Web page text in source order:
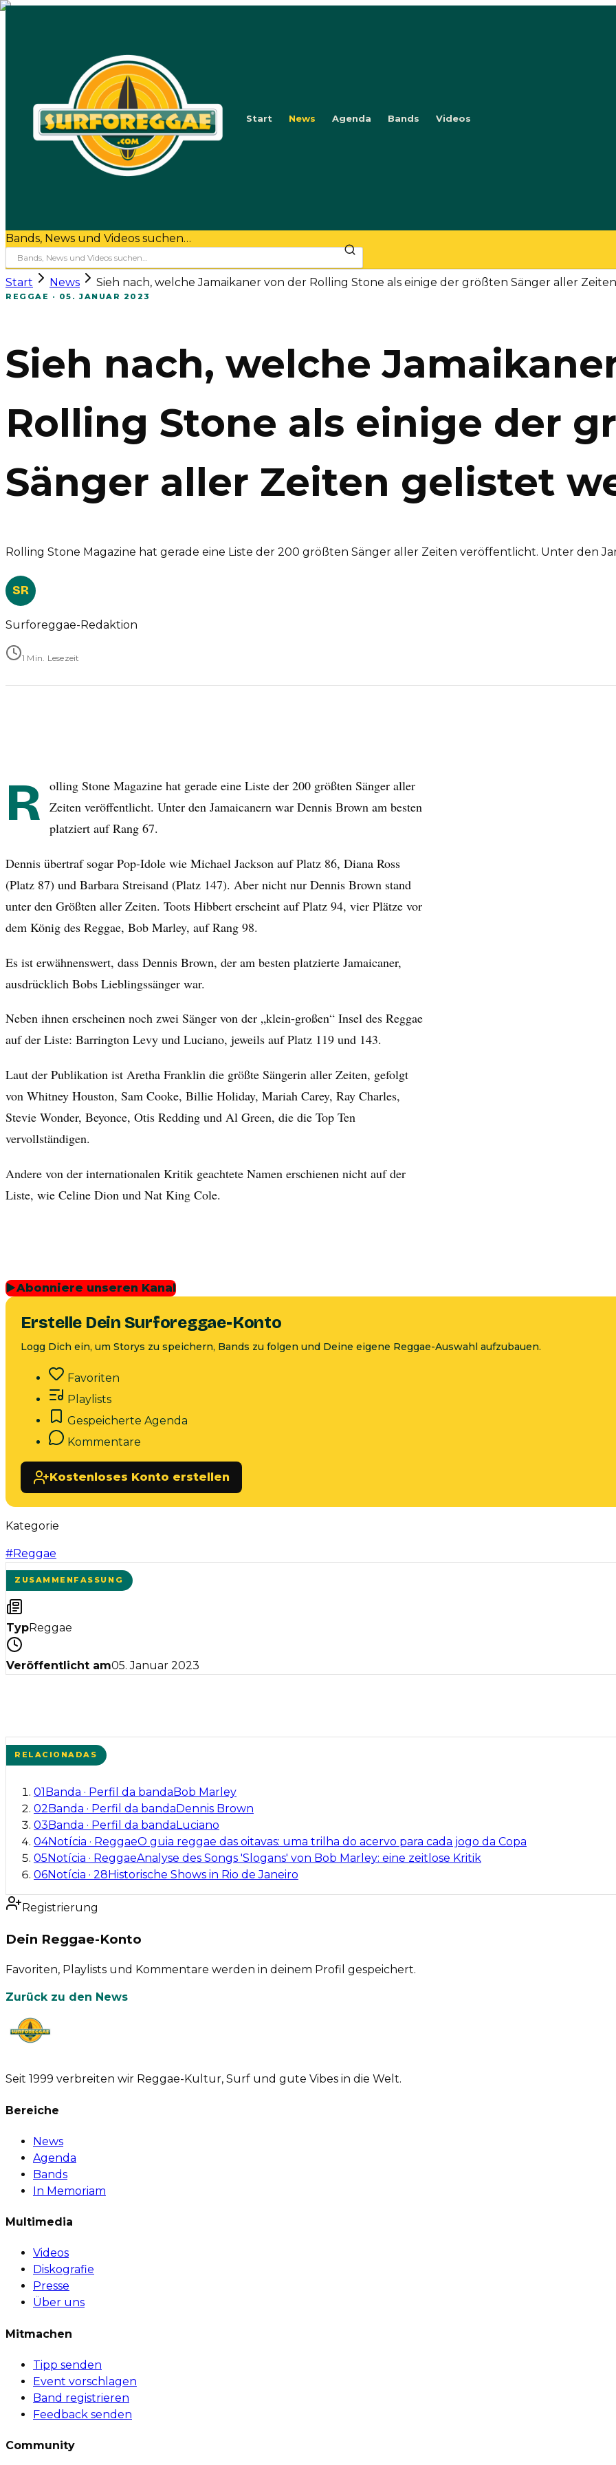
Start News Agenda Bands Videos
Bands, News und Videos suchen…
Start News Sieh nach, welche Jamaikaner von der Rolling Stone als einige der größten Sänger aller
REGGAE · 05. JANUAR 2023
Sieh nach, welche
Rolling Stone als einige der
Sänger aller Zeiten gelistet
Rolling Stone Magazine hat gerade eine Liste der 200 größten Sänger aller Zeiten veröffentlicht. Unter den
SR
Surforeggae-Redaktion
1 Min. Lesezeit
R olling Stone Magazine hat gerade eine Liste der 200 größten Sänger aller
Zeiten veröffentlicht. Unter den Jamaicanern war Dennis Brown am besten
platziert auf Rang 67.
Dennis übertraf sogar Pop-Idole wie Michael Jackson auf Platz 86, Diana Ross
(Platz 87) und Barbara Streisand (Platz 147). Aber nicht nur Dennis Brown stand
unter den Größten aller Zeiten. Toots Hibbert erscheint auf Platz 94, vier Plätze vor
dem König des Reggae, Bob Marley, auf Rang 98.
Es ist erwähnenswert, dass Dennis Brown, der am besten platzierte Jamaicaner,
ausdrücklich Bobs Lieblingssänger war.
Neben ihnen erscheinen noch zwei Sänger von der „klein-großen“ Insel des Reggae
auf der Liste: Barrington Levy und Luciano, jeweils auf Platz 119 und 143.
Laut der Publikation ist Aretha Franklin die größte Sängerin aller Zeiten, gefolgt
von Whitney Houston, Sam Cooke, Billie Holiday, Mariah Carey, Ray Charles,
Stevie Wonder, Beyonce, Otis Redding und Al Green, die die Top Ten
vervollständigen.
Andere von der internationalen Kritik geachtete Namen erschienen nicht auf der
Liste, wie Celine Dion und Nat King Cole.
▶Abonniere unseren Kanal
Erstelle Dein Surforeggae-Konto
Logg Dich ein, um Storys zu speichern, Bands zu folgen und Deine eigene Reggae-Auswahl aufzubauen.
Favoriten
Playlists
Gespeicherte Agenda
Kommentare
Kostenloses Konto erstellen
Kategorie
#Reggae
ZUSAMMENFASSUNG
TypReggae
Veröffentlicht am05. Januar 2023
RELACIONADAS
01Banda · Perfil da bandaBob Marley
02Banda · Perfil da bandaDennis Brown
03Banda · Perfil da bandaLuciano
04Notícia · ReggaeO guia reggae das oitavas: uma trilha do acervo para cada jogo da Copa
05Notícia · ReggaeAnalyse des Songs 'Slogans' von Bob Marley: eine zeitlose Kritik
06Notícia · 28Historische Shows in Rio de Janeiro
Registrierung
Dein Reggae-Konto
Favoriten, Playlists und Kommentare werden in deinem Profil gespeichert.
Zurück zu den News
Seit 1999 verbreiten wir Reggae-Kultur, Surf und gute Vibes in die Welt.
Bereiche
News
Agenda
Bands
In Memoriam
Multimedia
Videos
Diskografie
Presse
Über uns
Mitmachen
Tipp senden
Event vorschlagen
Band registrieren
Feedback senden
Community